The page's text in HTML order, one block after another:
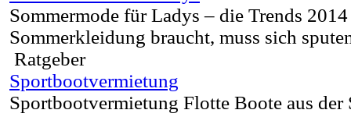
Sommermode für Ladys – die Trends
Sommerkleidung braucht, muss sich
Ratgeber
Sportbootvermietung
Sportbootvermietung Flotte Boote aus